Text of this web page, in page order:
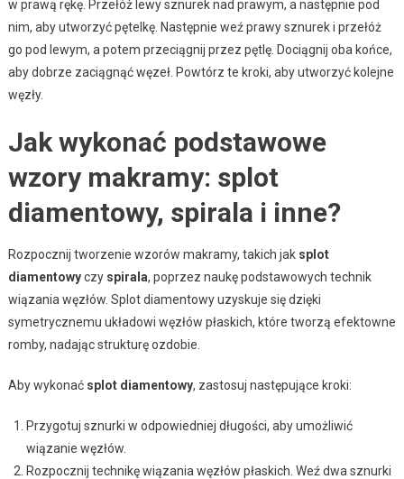
w prawą rękę. Przełóż lewy sznurek nad prawym, a następnie pod
nim, aby utworzyć pętelkę. Następnie weź prawy sznurek i przełóż
go pod lewym, a potem przeciągnij przez pętlę. Dociągnij oba końce,
aby dobrze zaciągnąć węzeł. Powtórz te kroki, aby utworzyć kolejne
węzły.
Jak wykonać podstawowe
wzory makramy: splot
diamentowy, spirala i inne?
Rozpocznij tworzenie wzorów makramy, takich jak splot
diamentowyczy spirala, poprzez naukę podstawowych technik
wiązania węzłów. Splot diamentowy uzyskuje się dzięki
symetrycznemu układowi węzłów płaskich, które tworzą efektowne
romby, nadając strukturę ozdobie.
Aby wykonać splot diamentowy, zastosuj następujące kroki:
Przygotuj sznurki w odpowiedniej długości, aby umożliwić
wiązanie węzłów.
Rozpocznij technikę wiązania węzłów płaskich. Weź dwa sznurki